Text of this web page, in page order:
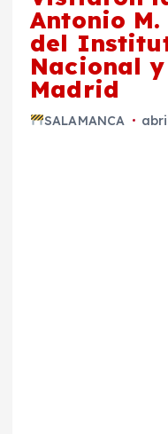
Antonio
del
Nacional
Madrid
SALAMANCA